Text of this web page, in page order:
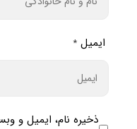
ایمیل *
ذخیره نام، ایمیل و